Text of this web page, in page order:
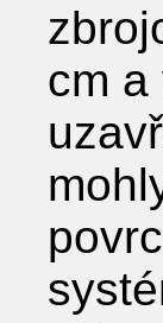
cm a